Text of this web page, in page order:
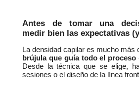
Antes de tomar una
medir bien las expectativas
La densidad capilar es mucho más
brújula que guía todo el proceso
Desde la técnica que se elige,
sesiones o el diseño de la línea